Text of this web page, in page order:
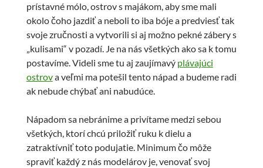
prístavné mólo, ostrov s majákom, aby sme mali
okolo čoho jazdiť a neboli to iba bóje a predviesť tak
svoje zručnosti a vytvorili si aj možno pekné zábery s
„kulisami“ v pozadí. Je na nás všetkých ako sa k tomu
postavíme. Videli sme tu aj zaujímavý plávajúci
ostrova veľmi ma potešil tento nápad a budeme radi
ak nebude chýbať ani nabudúce.
Nápadom sa nebránime a privítame medzi sebou
všetkých, ktorí chcú priložiť ruku k dielu a
zatraktívniť toto podujatie. Minimum čo môže
spraviť každý z nás modelárov je, venovať svoj